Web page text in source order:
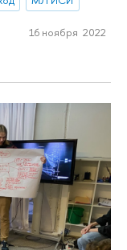
16 ноября 2022